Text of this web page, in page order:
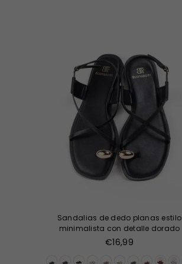
Sandalias de dedo planas estilo
minimalista con detalle dorado
Precio
€16,99